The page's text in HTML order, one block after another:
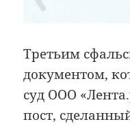
Третьим
документом,
суд ООО
пост,